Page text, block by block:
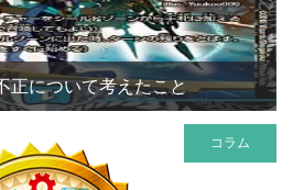
正について考えたこと
コラム